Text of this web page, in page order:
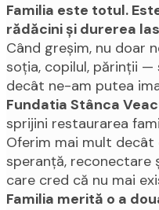
Familia este totul.
rădăcini și durerea
Când greșim, nu doar
soția, copilul, părinții
decât ne-am putea
Fundatia Stânca
sprijini restaurarea
Oferim mai mult
speranță, reconectare
care cred că nu mai
Familia merită o a